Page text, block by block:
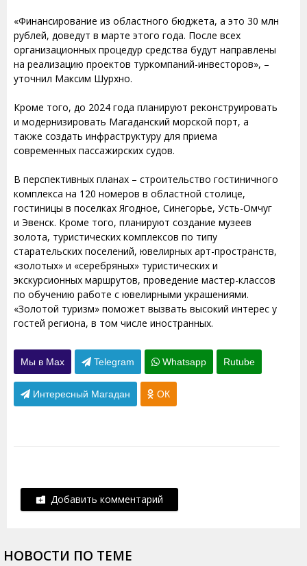
«Финансирование из областного бюджета, а это 30 млн
рублей, доведут в марте этого года. После всех
организационных процедур средства будут направлены
на реализацию проектов туркомпаний-инвесторов», –
уточнил Максим Шурхно.
Кроме того, до 2024 года планируют реконструировать
и модернизировать Магаданский морской порт, а
также создать инфраструктуру для приема
современных пассажирских судов.
В перспективных планах – строительство гостиничного
комплекса на 120 номеров в областной столице,
гостиницы в поселках Ягодное, Синегорье, Усть-Омчуг
и Эвенск. Кроме того, планируют создание музеев
золота, туристических комплексов по типу
старательских поселений, ювелирных арт-пространств,
«золотых» и «серебряных» туристических и
экскурсионных маршрутов, проведение мастер-классов
по обучению работе с ювелирными украшениями.
«Золотой туризм» поможет вызвать высокий интерес у
гостей региона, в том числе иностранных.
Мы в Max Telegram Whatsapp Rutube
Интересный Магадан ОК
Добавить комментарий
НОВОСТИ ПО ТЕМЕ